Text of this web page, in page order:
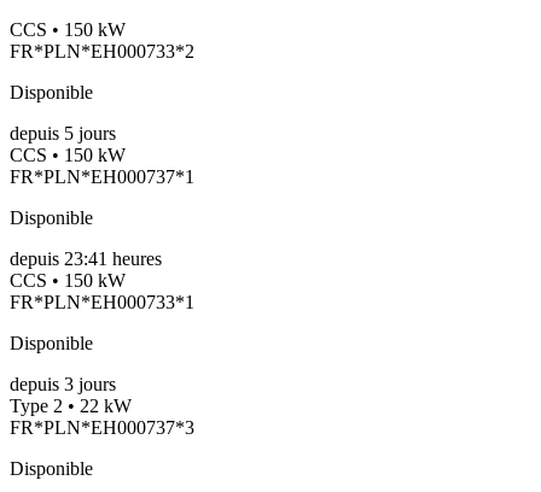
CCS • 150 kW
FR*PLN*EH000733*2
Disponible
depuis 5 jours
CCS • 150 kW
FR*PLN*EH000737*1
Disponible
depuis 23:41 heures
CCS • 150 kW
FR*PLN*EH000733*1
Disponible
depuis 3 jours
Type 2 • 22 kW
FR*PLN*EH000737*3
Disponible